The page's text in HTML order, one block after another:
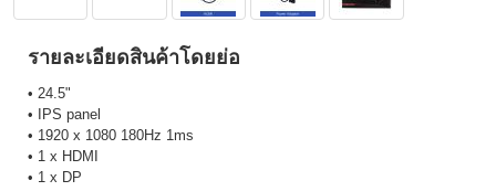
รายละเอียดสินค้าโดยย่อ
• 24.5"
• IPS panel
• 1920 x 1080 180Hz 1ms
• 1 x HDMI
• 1 x DP